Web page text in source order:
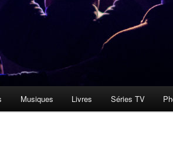
Musiques Livres Séries TV